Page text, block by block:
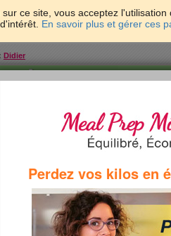
ce site, vous acceptez
En savoir plus et gérer ces
Didier
Psycho & tests Forme & santé
Bons Plans
huile de colza
huile de colzacontient peu d’acides gras
mono-insaturés et 30 % d’acides gras
Perdez vos kilos en